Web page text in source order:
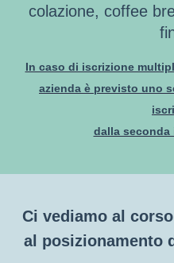
colazione, coffee
In caso di iscrizione
azienda è previsto uno
dalla
Ci vediamo al
al posizionamento